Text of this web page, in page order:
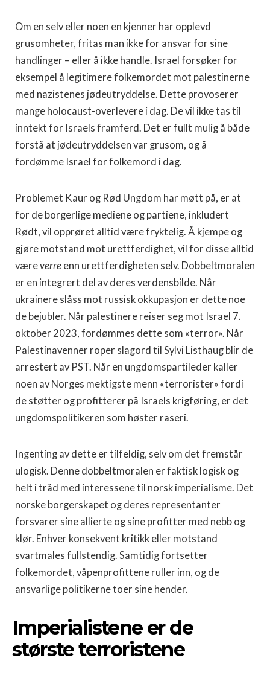
Om en selv eller noen en kjenner har opplevd
grusomheter, fritas man ikke for ansvar for sine
handlinger – eller å ikke handle. Israel forsøker for
eksempel å legitimere folkemordet mot palestinerne
med nazistenes jødeutryddelse. Dette provoserer
mange holocaust-overlevere i dag. De vil ikke tas til
inntekt for Israels framferd. Det er fullt mulig å både
forstå at jødeutryddelsen var grusom, og å
fordømme Israel for folkemord i dag.
Problemet Kaur og Rød Ungdom har møtt på, er at
for de borgerlige mediene og partiene, inkludert
Rødt, vil opprøret alltid være fryktelig. Å kjempe og
gjøre motstand mot urettferdighet, vil for disse alltid
væreverre enn urettferdigheten selv. Dobbeltmoralen
er en integrert del av deres verdensbilde. Når
ukrainere slåss mot russisk okkupasjon er dette noe
de bejubler. Når palestinere reiser seg mot Israel 7.
oktober 2023, fordømmes dette som «terror». Når
Palestinavenner roper slagord til Sylvi Listhaug blir de
arrestert av PST. Når en ungdomspartileder kaller
noen av Norges mektigste menn «terrorister» fordi
de støtter og profitterer på Israels krigføring, er det
ungdomspolitikeren som høster raseri.
Ingenting av dette er tilfeldig, selv om det fremstår
ulogisk. Denne dobbeltmoralen er faktisk logisk og
helt i tråd med interessene til norsk imperialisme. Det
norske borgerskapet og deres representanter
forsvarer sine allierte og sine profitter med nebb og
klør. Enhver konsekvent kritikk eller motstand
svartmales fullstendig. Samtidig fortsetter
folkemordet, våpenprofittene ruller inn, og de
ansvarlige politikerne toer sine hender.
Imperialistene er de
største terroristene